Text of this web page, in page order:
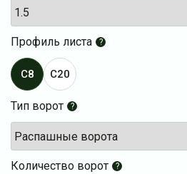
Профиль листа ?
C8 C20
Тип ворот ?
Количество ворот ?